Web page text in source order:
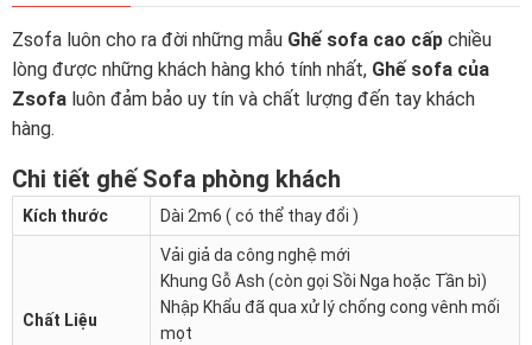
Zsofa luôn cho ra đời những mẫu Ghế sofa cao cấp chiều
lòng được những khách hàng khó tính nhất, Ghế sofa của
Zsofa luôn đảm bảo uy tín và chất lượng đến tay khách
hàng.
Chi tiết ghế Sofa phòng khách
Kích thước Dài 2m6 ( có thể thay đổi )
Chất Liệu
Vải giả da công nghệ mới
Khung Gỗ Ash (còn gọi Sồi Nga hoặc Tần bì)
Nhập Khẩu đã qua xử lý chống cong vênh mối
mọt